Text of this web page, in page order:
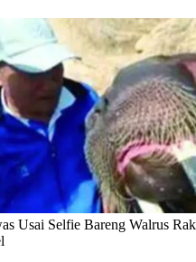
Usai Selfie Bareng Walrus